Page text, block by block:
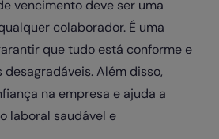
vencimento deve ser uma
colaborador. É uma
que tudo está conforme e
Além disso,
na empresa e ajuda a
laboral saudável e